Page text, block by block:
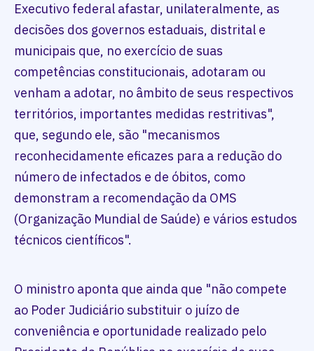
Executivo federal afastar, unilateralmente, as
decisões dos governos estaduais, distrital e
municipais que, no exercício de suas
competências constitucionais, adotaram ou
venham a adotar, no âmbito de seus respectivos
territórios, importantes medidas restritivas",
que, segundo ele, são "mecanismos
reconhecidamente eficazes para a redução do
número de infectados e de óbitos, como
demonstram a recomendação da OMS
(Organização Mundial de Saúde) e vários estudos
técnicos científicos".
O ministro aponta que ainda que "não compete
ao Poder Judiciário substituir o juízo de
conveniência e oportunidade realizado pelo